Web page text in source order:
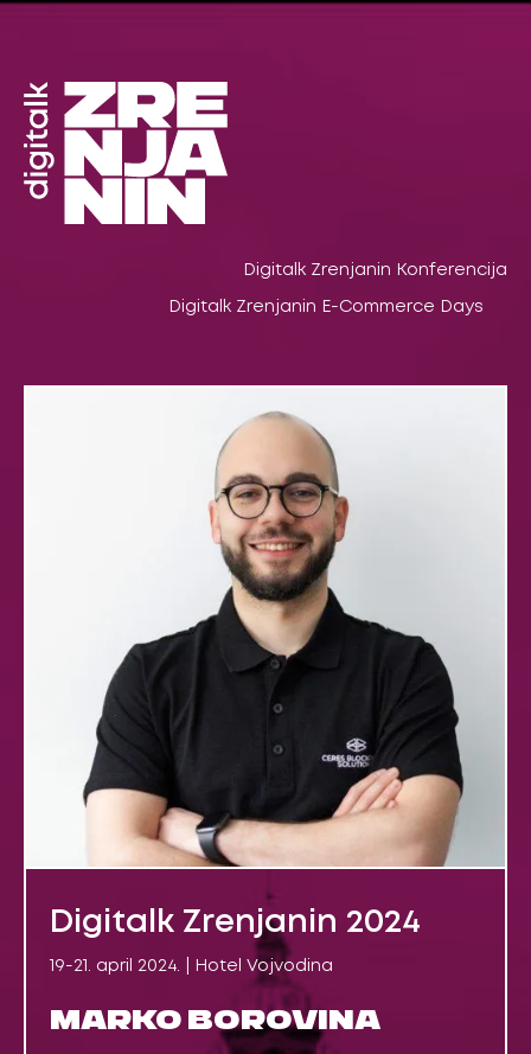
Digitalk Zrenjanin Konferencija
Digitalk Zrenjanin E-Commerce Days
Digitalk Zrenjanin 2024
19-21. april 2024. | Hotel Vojvodina
MARKO BOROVINA